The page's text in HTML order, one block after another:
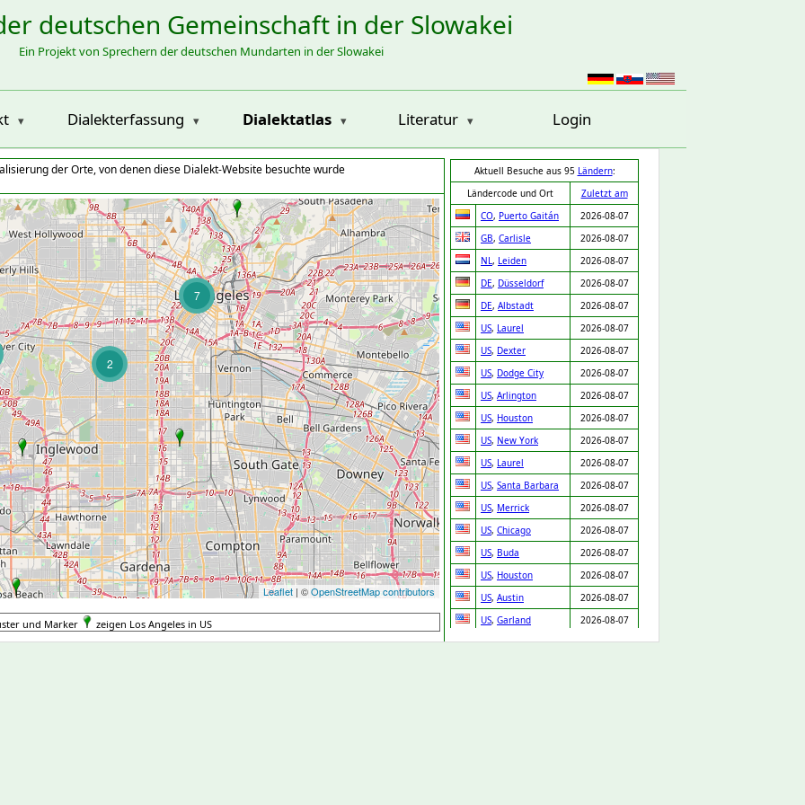
deutschen Gemeinschaft in der Slowakei
Ein Projekt von Sprechern der deutschen Mundarten in der Slowakei
Dialekterfassung Dialektatlas Literatur Login
der Orte, von denen diese Dialekt-Website besuchte wurde
2
7
Leaflet | ©OpenStreetMap contributors
Aktuell Besuche aus 95 Ländern:
Ländercode und Ort
Zuletzt am
CO, Puerto Gaitán
2026-08-07
GB, Carlisle
2026-08-07
NL, Leiden
2026-08-07
DE, Düsseldorf
2026-08-07
DE, Albstadt
2026-08-07
US, Laurel
2026-08-07
US, Dexter
2026-08-07
US, Dodge City
2026-08-07
US, Arlington
2026-08-07
US, Houston
2026-08-07
US, New York
2026-08-07
US, Laurel
2026-08-07
US, Santa Barbara
2026-08-07
US, Merrick
2026-08-07
US, Chicago
2026-08-07
US, Buda
2026-08-07
US, Houston
2026-08-07
US, Austin
2026-08-07
US, Garland
2026-08-07
US,Daly City
2026-08-07
und Marker zeigen Los Angeles in US